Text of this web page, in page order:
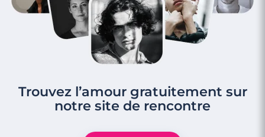
Trouvez l’amour gratuitement sur
notre site de rencontre